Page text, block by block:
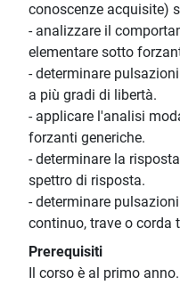
conoscenze acquisite)
- analizzare il
elementare sotto
- determinare
a più gradi di libertà.
- applicare l'analisi
forzanti generiche.
- determinare la
spettro di risposta.
- determinare
continuo, trave o corda
Prerequisiti
Il corso è al primo anno.